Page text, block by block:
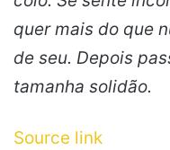
quer mais do que
de seu. Depois
tamanha solidão.
Source link